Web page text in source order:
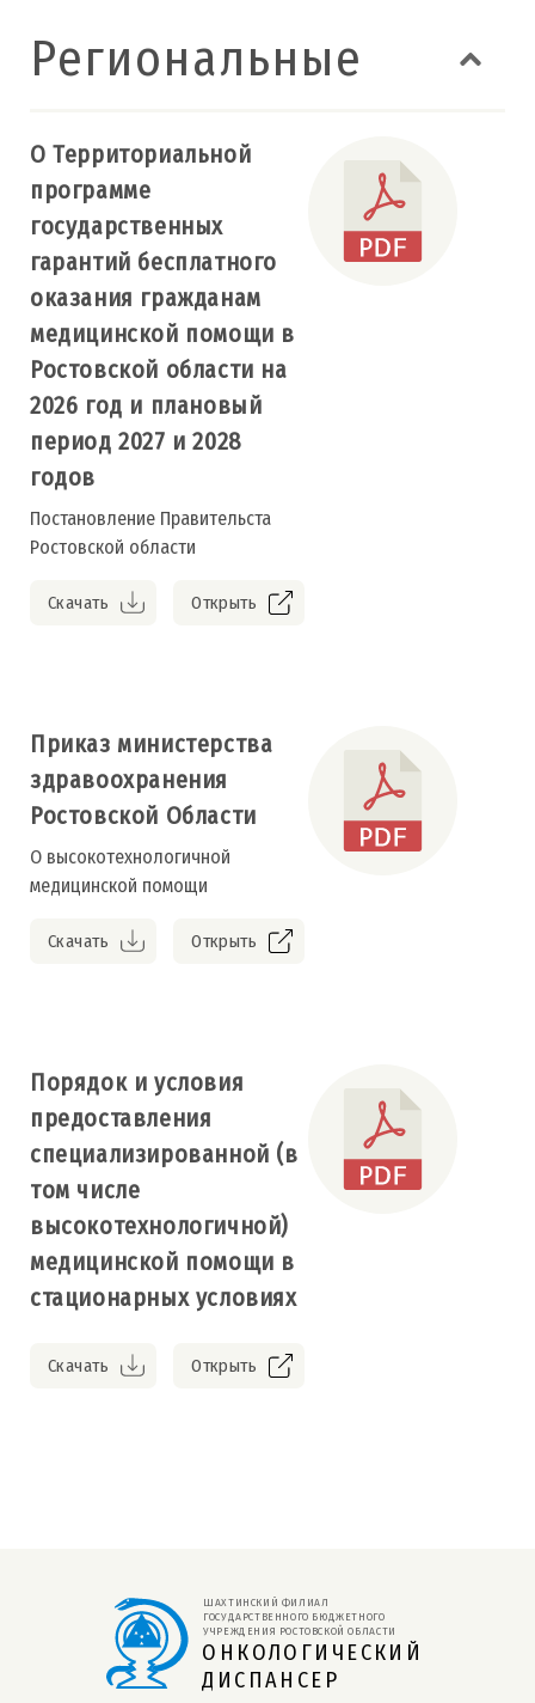
Региональные
О Территориальной
программе
государственных
гарантий бесплатного
оказания гражданам
медицинской помощи в
Ростовской области на
2026 год и плановый
период 2027 и 2028
годов
Постановление Правительста
Ростовской области
Скачать Открыть
Приказ министерства
здравоохранения
Ростовской Области
О высокотехнологичной
медицинской помощи
Скачать Открыть
Порядок и условия
предоставления
специализированной (в
том числе
высокотехнологичной)
медицинской помощи в
стационарных условиях
Скачать Открыть
ОНКОЛОГИЧЕСКИЙ
ДИСПАНСЕР
ШАХТИНСКИЙ ФИЛИАЛ
ГОСУДАРСТВЕННОГО БЮДЖЕТНОГО
УЧРЕЖДЕНИЯ РОСТОВСКОЙ ОБЛАСТИ